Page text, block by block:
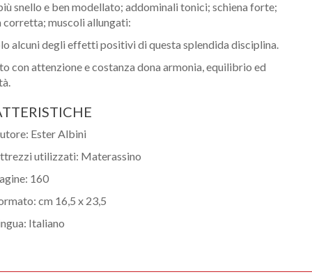
/ Cellulare
snello e ben modellato; addominali tonici; schiena forte;
corretta; muscoli allungati:
alcuni degli effetti positivi di questa splendida disciplina.
con attenzione e costanza dona armonia, equilibrio ed
Ester Albini
utilizzati: Materassino
160
cm 16,5 x 23,5
Italiano